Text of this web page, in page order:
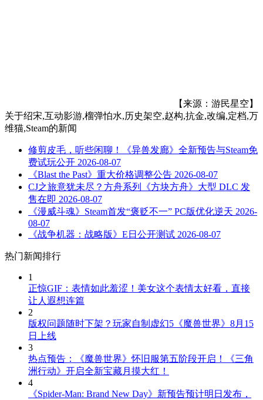
【来源：游民星空】
关于绍宋,互动影游,榴弹怕水,历史架空,赵构,抗金,改编,定档,万
维猫,Steam的新闻
修剪皮毛，听些闲聊！《异兽发廊》全新预告与Steam免
费试玩公开 2026-08-07
《Blast the Past》重大价格调整公告 2026-08-07
CJ之旅意犹未尽？方舟系列《方块方舟》大型 DLC 发
售在即 2026-08-07
《漫威斗魂》Steam首发“褒贬不一” PC版优化逆天 2026-
08-07
《战争机器：战略版》E日公开测试 2026-08-07
热门新闻排行
1
正惊GIF：表情如此羞涩！美女这个表情太好看，直接
让人遐想连篇
2
版权问题随时下架？玩家自制虚幻5《魔兽世界》8月15
日上线
3
热点预告：《魔兽世界》怀旧服第五阶段开启！《三角
洲行动》开启全新宝藏月摸大红！
4
《Spider-Man: Brand New Day》新预告预计明日发布，